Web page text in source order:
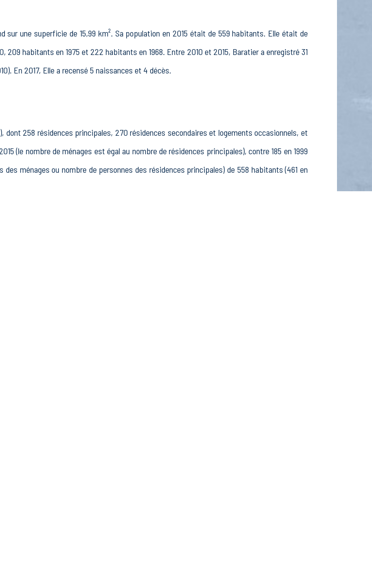
une superficie de 15,99 km². Sa population en 2015 était de 559 habitants. Elle était de
209 habitants en 1975 et 222 habitants en 1968. Entre 2010 et 2015, Baratier a enregistré 31
En 2017, Elle a recensé 5 naissances et 4 décès.
dont 258 résidences principales, 270 résidences secondaires et logements occasionnels, et
(le nombre de ménages est égal au nombre de résidences principales), contre 185 en 1999
ménages ou nombre de personnes des résidences principales) de 558 habitants (461 en